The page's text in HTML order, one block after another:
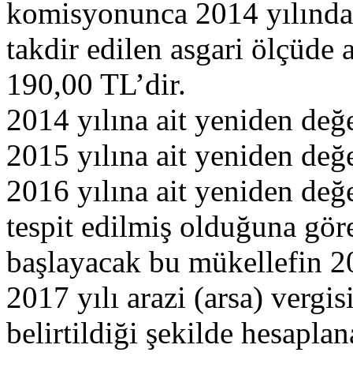
komisyonunca 2014
takdir edilen asgari ölçüde
190,00 TL’dir.
2014 yılına ait yeniden
2015 yılına ait yeniden
2016 yılına ait yeniden
tespit edilmiş olduğuna
başlayacak bu mükellefin
2017 yılı arazi (arsa)
belirtildiği şekilde